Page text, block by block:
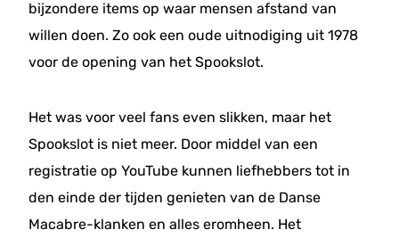
bijzondere items op waar mensen afstand van
willen doen. Zo ook een oude uitnodiging uit 1978
voor de opening van het Spookslot.
Het was voor veel fans even slikken, maar het
Spookslot is niet meer. Door middel van een
registratie op YouTube kunnen liefhebbers tot in
den einde der tijden genieten van de Danse
Macabre-klanken en alles eromheen. Het